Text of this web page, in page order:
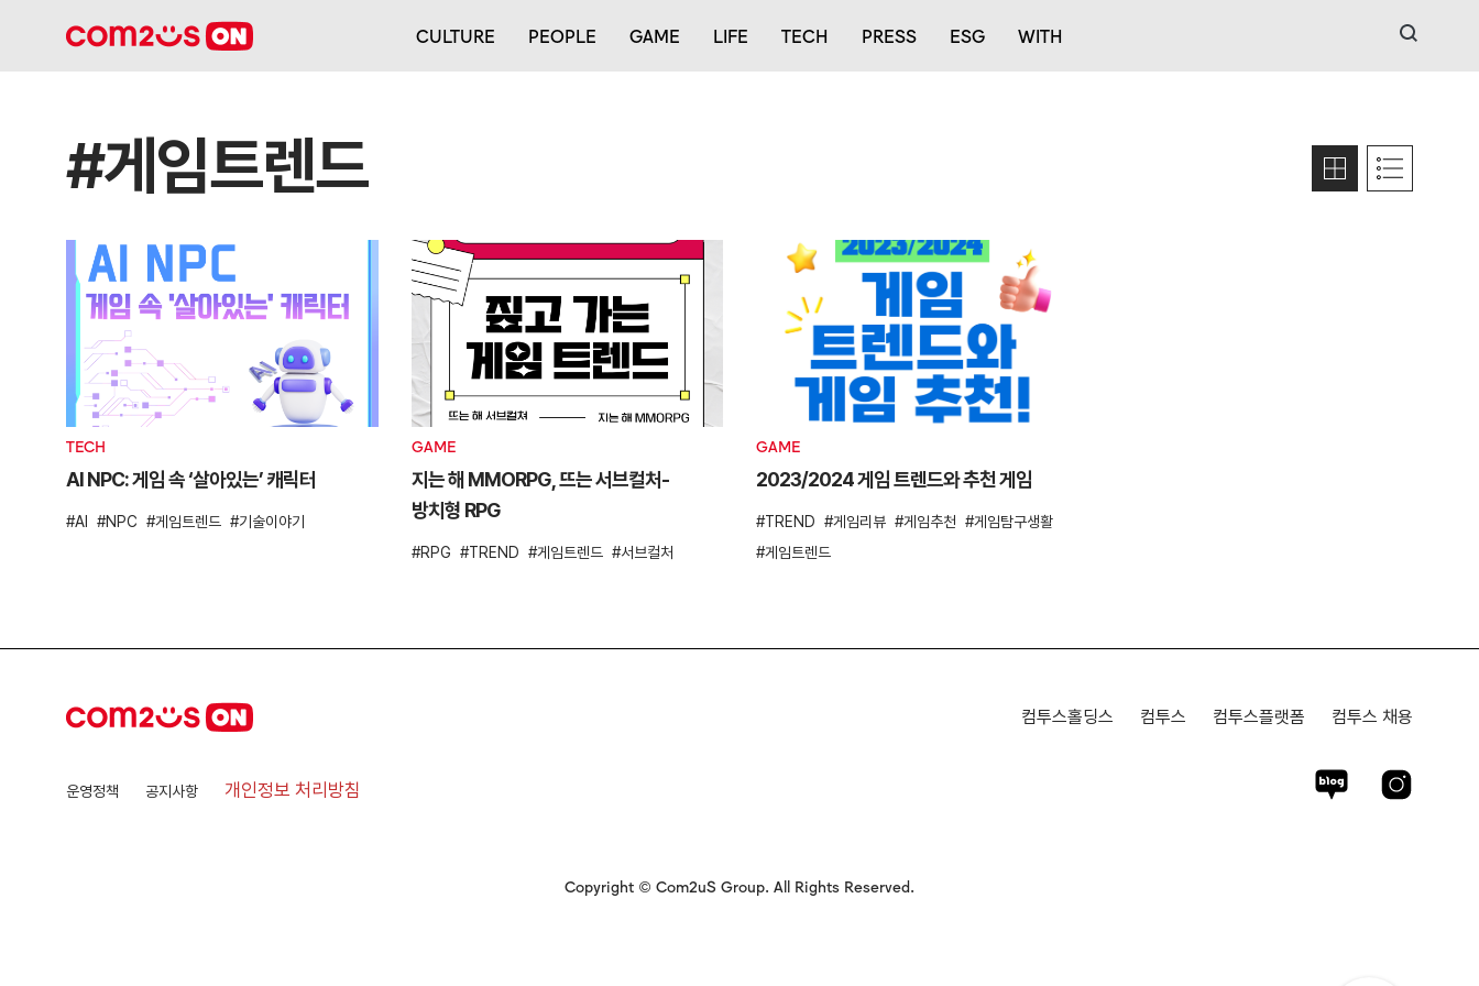
CULTURE PEOPLE GAME LIFE TECH PRESS ESG WITH 검색
#게임트렌드
TECH
AI NPC: 게임 속 ‘살아있는’ 캐릭터
AI NPC 게임트렌드 기술이야기
GAME
지는 해 MMORPG, 뜨는 서브컬처-
방치형 RPG
RPG TREND 게임트렌드 서브컬처
GAME
2023/2024 게임 트렌드와 추천 게임
TREND 게임리뷰 게임추천
게임탐구생활
게임트렌드
운영정책 공지사항 개인정보 처리방침
컴투스홀딩스 컴투스 컴투스플랫폼 컴투스 채용
Copyright © Com2uS Group. All Rights Reserved.